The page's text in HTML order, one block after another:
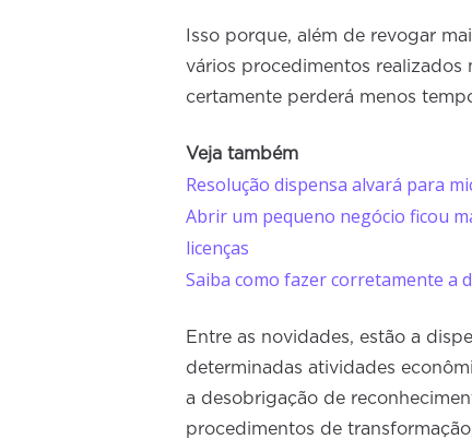
Isso porque, além de revogar
vários procedimentos
certamente perderá menos
Veja também
Resolução dispensa alvará para
Abrir um pequeno negócio ficou
licenças
Saiba como fazer corretamente a
Entre as novidades, estão a
determinadas atividades
a desobrigação de
procedimentos de